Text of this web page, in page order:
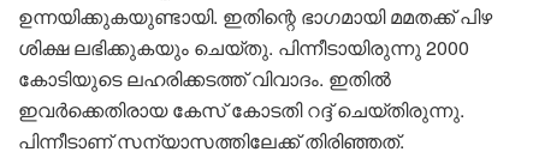
ഉന്നയിക്കുകയുണ്ടായി. ഇതിന്റെ ഭാഗമായി മമതക്ക് പിഴ
ശിക്ഷ ലഭിക്കുകയും ചെയ്തു. പിന്നീടായിരുന്നു 2000
കോടിയുടെ ലഹരിക്കടത്ത് വിവാദം. ഇതിൽ
ഇവർക്കെതിരായ കേസ് കോടതി റദ്ദ് ചെയ്തിരുന്നു.
പിന്നീടാണ് സന്യാസത്തിലേക്ക് തിരിഞ്ഞത്.